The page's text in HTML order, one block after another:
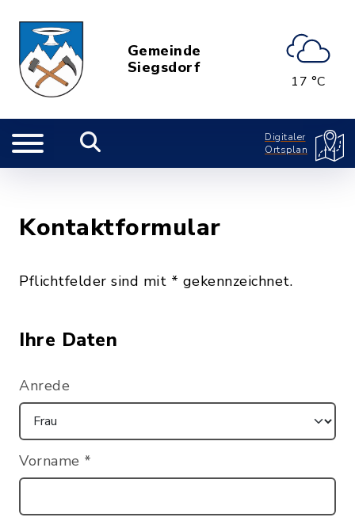
Gemeinde
Siegsdorf
17 °C
Digitaler
Ortsplan
Kontaktformular
Pflichtfelder sind mit * gekennzeichnet.
Ihre Daten
Anrede
Vorname *